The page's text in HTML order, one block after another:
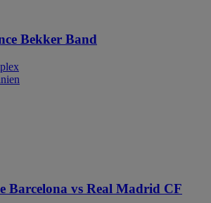
Bekker Band
Barcelona vs Real Madrid CF